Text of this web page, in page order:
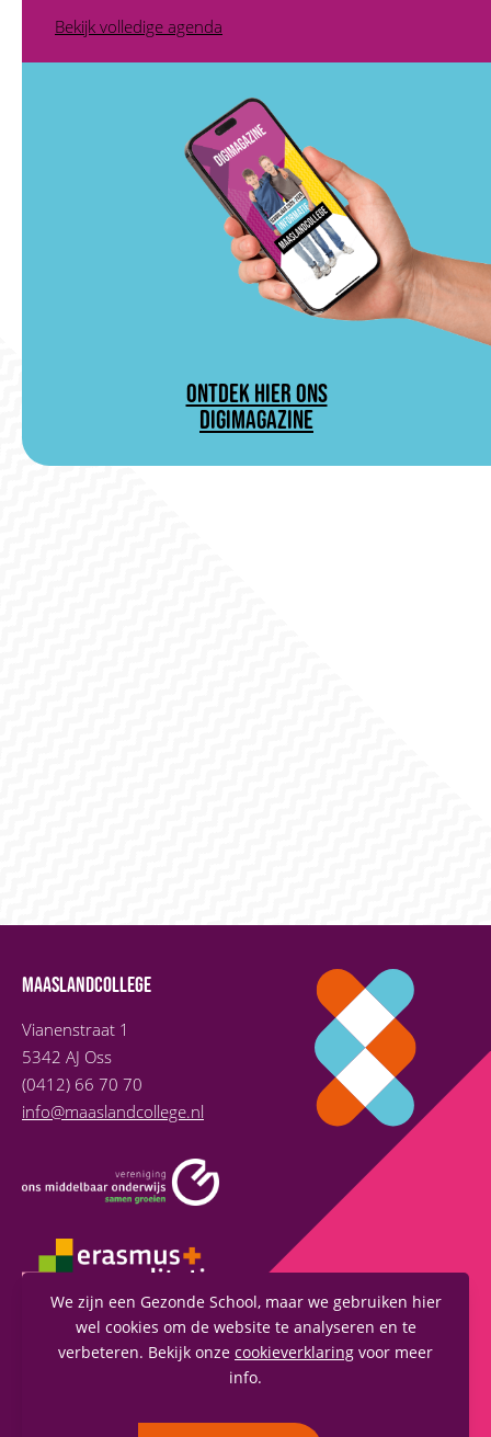
Bekijk volledige agenda
ONTDEK HIER ONS
DIGIMAGAZINE
MAASLANDCOLLEGE
Vianenstraat 1
5342 AJ Oss
(0412) 66 70 70
info@maaslandcollege.nl
We zijn een Gezonde School, maar we gebruiken hier
wel cookies om de website te analyseren en te
verbeteren. Bekijk onze cookieverklaring voor meer
info.